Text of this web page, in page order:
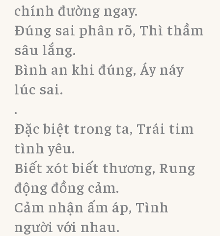
chính đường ngay.
Đúng sai phân rõ, Thì thầm
sâu lắng.
Bình an khi đúng, Áy náy
lúc sai.
.
Đặc biệt trong ta, Trái tim
tình yêu.
Biết xót biết thương, Rung
động đồng cảm.
Cảm nhận ấm áp, Tình
người với nhau.